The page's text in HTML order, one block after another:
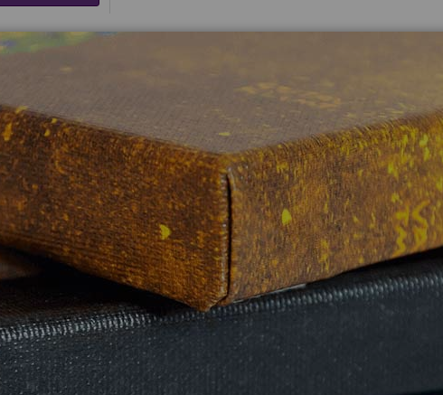
shapes
€
vaizdas